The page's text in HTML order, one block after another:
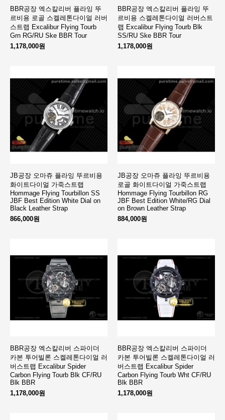
BBR공장 엑스칼리버 플라잉 뚜
르비용 로골 스켈레톤다이얼 러버
스트랩 Excalibur Flying Tourb
Grn RG/RU Ske BBR Tour
1,178,000원
BBR공장 엑스칼리버 플라잉 뚜
르비용 스켈레톤다이얼 러버스트
랩 Excalibur Flying Tourb Blk
SS/RU Ske BBR Tour
1,178,000원
JB공장 오마쥬 플라잉 뚜르비용
화이트다이얼 가죽스트랩
Hommage Flying Tourbillon SS
JBF Best Edition White Dial on
Black Leather Strap
866,000원
JB공장 오마쥬 플라잉 뚜르비용
로골 화이트다이얼 가죽스트랩
Hommage Flying Tourbillon RG
JBF Best Edition White/RG Dial
on Brown Leather Strap
884,000원
BBR공장 엑스칼리버 스파이더
카본 투어빌론 스켈레톤다이얼 러
버스트랩 Excalibur Spider
Carbon Flying Tourb Blk CF/RU
Blk BBR
1,178,000원
BBR공장 엑스칼리버 스파이더
카본 투어빌론 스켈레톤다이얼 러
버스트랩 Excalibur Spider
Carbon Flying Tourb Wht CF/RU
Blk BBR
1,178,000원